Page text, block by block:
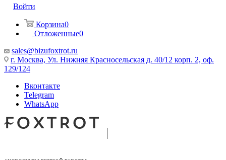
Войти
Корзина0
Отложенные0
sales@bizufoxtrot.ru
г. Москва, Ул. Нижняя Красносельская д. 40/12 корп. 2, оф.
129/124
Вконтакте
Telegram
WhatsApp